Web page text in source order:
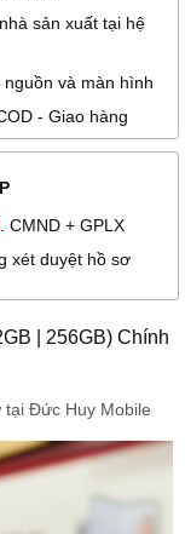
sản xuất tại hệ
nguồn và màn hình
- Giao hàng
. CMND + GPLX
xét duyệt hồ sơ
| 256GB) Chính
tại Đức Huy Mobile